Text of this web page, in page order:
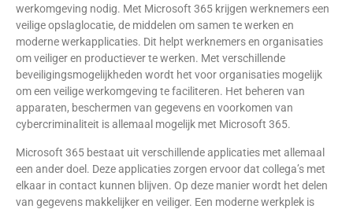
werkomgeving nodig. Met Microsoft 365 krijgen werknemers een
veilige opslaglocatie, de middelen om samen te werken en
moderne werkapplicaties. Dit helpt werknemers en organisaties
om veiliger en productiever te werken. Met verschillende
beveiligingsmogelijkheden wordt het voor organisaties mogelijk
om een veilige werkomgeving te faciliteren. Het beheren van
apparaten, beschermen van gegevens en voorkomen van
cybercriminaliteit is allemaal mogelijk met Microsoft 365.
Microsoft 365 bestaat uit verschillende applicaties met allemaal
een ander doel. Deze applicaties zorgen ervoor dat collega’s met
elkaar in contact kunnen blijven. Op deze manier wordt het delen
van gegevens makkelijker en veiliger. Een moderne werkplek is